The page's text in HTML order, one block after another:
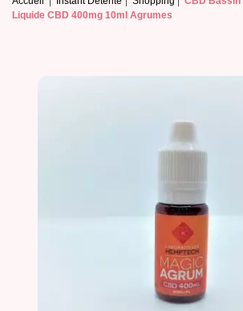
Liquide CBD 400mg 10ml Agrumes